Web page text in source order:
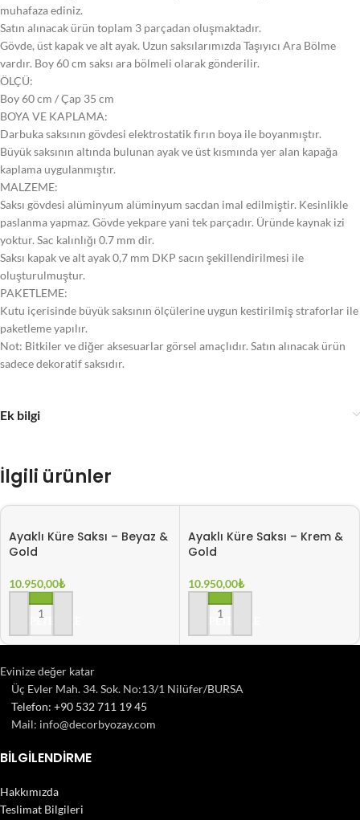
muhafaza ediniz.
Satın alınacak ürün toplam 3 parçadan oluşmaktadır.
Gövde, üst kapak ve alt ayak. Uzun saksılarımızda Taşıyıcı Ara Bölme
vardır. Boy 60 cm saksı ara bölmeli olarak gönderilir.
ÖLÇÜ:
Boy 60 cm / Çap 35 cm
BOYA VE KAPLAMA:
Darbuka saksının gövdesi elektrostatik fırın boya ile boyanmıştır.
Büyük saksının altında bulunan ayak ve üst kısmında yer alan kapağa
kaplama uygulanmıştır.
MALZEME:
Saksı gövdesi alüminyum alüminyum sacdan imal edilmiştir. Kesinlikle
paslanma yapmaz. Gövde yekpare yani tek parçadır. Üründe kaynak izi
yoktur. Sac kalınlığı 0.7 mm dir.
Saksı kapak ve alt ayak 0,7 mm DKP sacın şekillendirilmesi ile
oluşturulmuştur.
PAKETLEME:
Kutu içerisinde büyük saksının ölçülerine uygun kestirilmiş straforlar ile
paketleme yapılır.
Not: Bitkiler ve diğer aksesuarlar görsel amaçlıdır. Satın alınacak ürün
sadece dekoratif saksıdır.
Ek bilgi
İlgili ürünler
Ayaklı Küre Saksı – Beyaz &
Gold
10.950,00₺
SEPETE EKLE
Ayaklı Küre Saksı – Krem &
Gold
10.950,00₺
SEPETE EKLE
Evinize değer katar
Üç Evler Mah. 34. Sok. No:13/1 Nilüfer/BURSA
Telefon: +90 532 711 19 45
Mail: info@decorbyozay.com
BILGILENDIRME
Hakkımızda
Teslimat Bilgileri